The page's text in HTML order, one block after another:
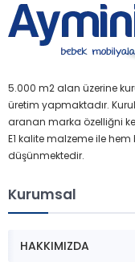
5.000 m2 alan üzerine
üretim yapmaktadır.
aranan marka özelliğni
E1 kalite malzeme ile hem
düşünmektedir.
Kurumsal
HAKKIMIZDA